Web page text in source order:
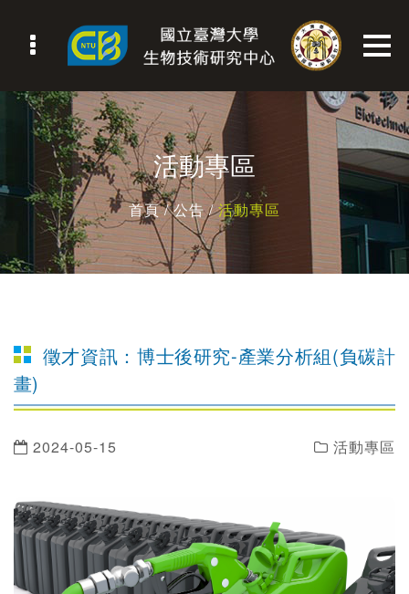
活動專區
首頁/ 公告 /活動專區
徵才資訊：博士後研究-產業分析組(負碳計
畫)
2024-05-15 活動專區